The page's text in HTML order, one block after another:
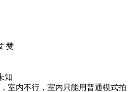
赞
知
室内不行，室内只能用普通模式拍